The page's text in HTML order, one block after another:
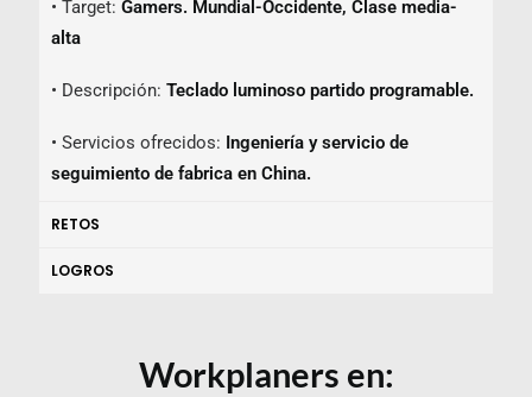
• Target: Gamers. Mundial-Occidente, Clase media-
alta
• Descripción: Teclado luminoso partido programable.
• Servicios ofrecidos: Ingeniería y servicio de
seguimiento de fabrica en China.
RETOS
LOGROS
Workplaners en: